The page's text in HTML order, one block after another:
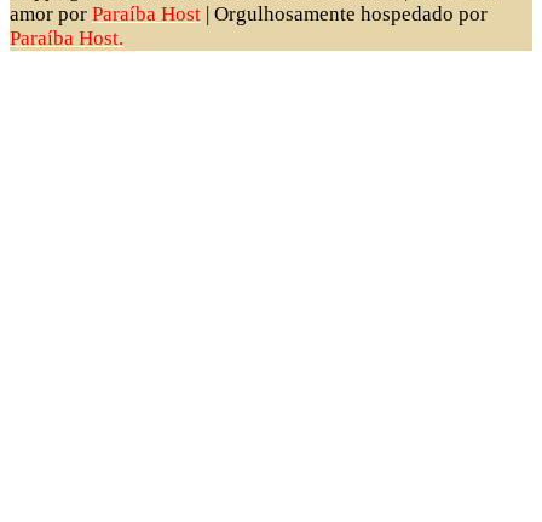
amor por Paraíba Host | Orgulhosamente hospedado por
Paraíba Host.